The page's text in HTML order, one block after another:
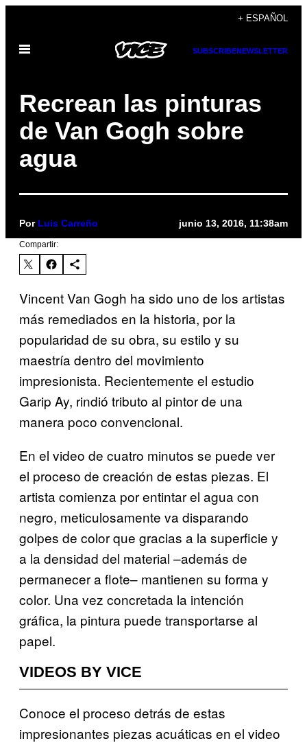
contenido
+ ESPAÑOL
Abrir
SUBSCRIBENEWSLETTER
Recrean las pinturas
de Van Gogh sobre
agua
Por Luis Carreño junio 13, 2016, 11:38am
Compartir:
Vincent Van Gogh ha sido uno de los artistas
más remediados en la historia, por la
popularidad de su obra, su estilo y su
maestría dentro del movimiento
impresionista. Recientemente el estudio
Garip Ay, rindió tributo al pintor de una
manera poco convencional.
En el video de cuatro minutos se puede ver
el proceso de creación de estas piezas. El
artista comienza por entintar el agua con
negro, meticulosamente va disparando
golpes de color que gracias a la superficie y
a la densidad del material –además de
permanecer a flote– mantienen su forma y
color. Una vez concretada la intención
gráfica, la pintura puede transportarse al
papel.
VIDEOS BY VICE
Conoce el proceso detrás de estas
impresionantes piezas acuáticas en el video